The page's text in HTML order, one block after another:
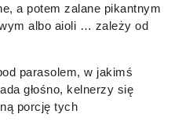
a potem zalane pikantnym
albo aioli … zależy od
parasolem, w jakimś
głośno, kelnerzy się
porcję tych